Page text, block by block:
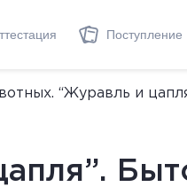
Поступление
“Журавль и